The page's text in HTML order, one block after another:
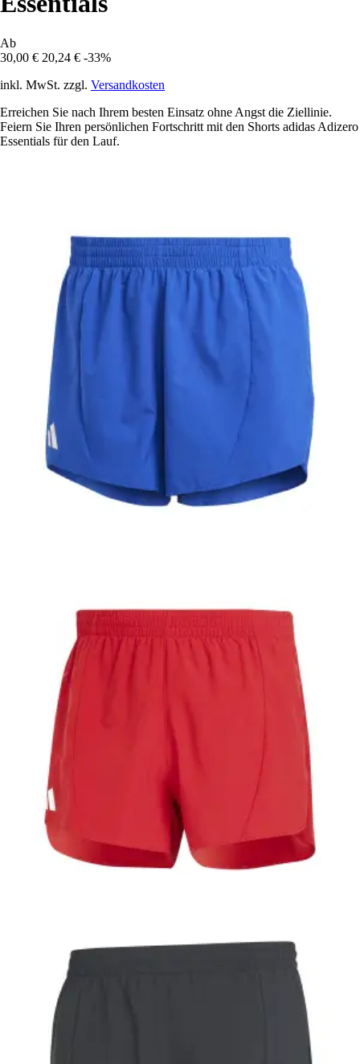
Ab
30,00 € 20,24 € -33%
inkl. MwSt. zzgl. Versandkosten
Erreichen Sie nach Ihrem besten Einsatz ohne Angst die Ziellinie.
Feiern Sie Ihren persönlichen Fortschritt mit den Shorts adidas Adizero
Essentials für den Lauf.